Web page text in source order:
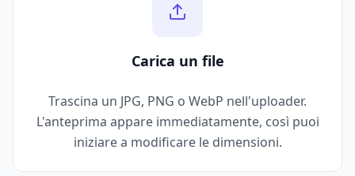
Carica un file
Trascina un JPG, PNG o WebP nell'uploader.
L'anteprima appare immediatamente, così puoi
iniziare a modificare le dimensioni.